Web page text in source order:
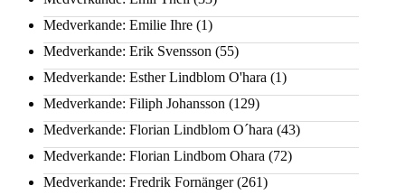
Medverkande: Emilie Ihre (1)
Medverkande: Erik Svensson (55)
Medverkande: Esther Lindblom O'hara (1)
Medverkande: Filiph Johansson (129)
Medverkande: Florian Lindblom O´hara (43)
Medverkande: Florian Lindbom Ohara (72)
Medverkande: Fredrik Fornänger(261)